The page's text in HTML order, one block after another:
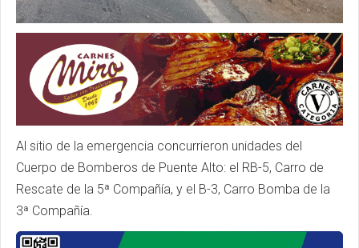
Al sitio de la emergencia concurrieron unidades del
Cuerpo de Bomberos de Puente Alto: el RB-5, Carro de
Rescate de la 5ª Compañía, y el B-3, Carro Bomba de la
3ª Compañía.